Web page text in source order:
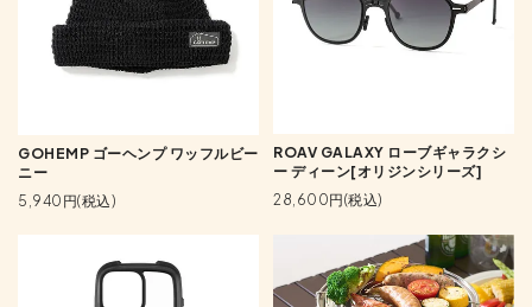
GOHEMP ゴーヘンプ ワッフルビー
ニー
5,940円(税込)
ROAV GALAXY ローブギャラクシ
ー ディーン[オリジンシリーズ]
28,600円(税込)